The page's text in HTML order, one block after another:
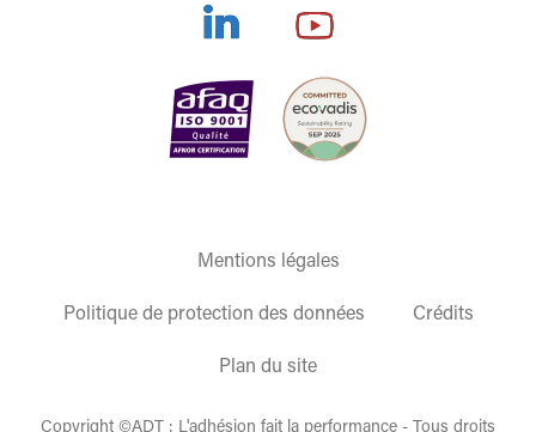
OFFRE GLOBALE
ENCRES/VERNIS DE SÉRIGRAPHIEET
ACCESSOIRES/MATÉRIELS DE SÉRIGRAPHIE
Mentions légales
Politique de protection des données Crédits
Plan du site
Copyright ©ADT : L'adhésion fait la performance - Tous droits